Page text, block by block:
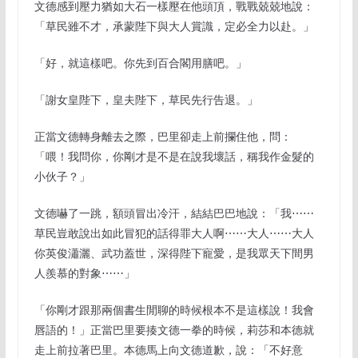
文德感到壓力猶如大石一樣壓在他頭頂，戰戰兢兢地說：
「草民雖不才，承蒙陛下與大人賞識，定必全力以赴。」
「好，就這樣吧。你先到百合閣用膳吧。」
「謝女皇陛下，皇夫陛下，草民先行告退。」
正當文德轉身離去之際，巴里卻走上前攔住他，問：
「喂！我問你，你剛才是不是在說我壞話，稱我作金髮的
小伙子？」
文德嚇了一跳，額頭冒出冷汗，結結巴巴地說：「我⋯⋯
草民豈敢說出如此冒犯的話得罪大人啊⋯⋯大人⋯⋯大人
你英俊瀟灑、武功蓋世，深得陛下寵愛，是我眾天下間男
人羨慕的對象⋯⋯」
「你剛才跟那兩個書生閒聊的時候根本不是這樣說！我會
唇語的！」正當巴里要揍文德一拳的時候，莉莎和本德就
走上前拉著巴里。本德馬上向文德道歉，說：「不好意